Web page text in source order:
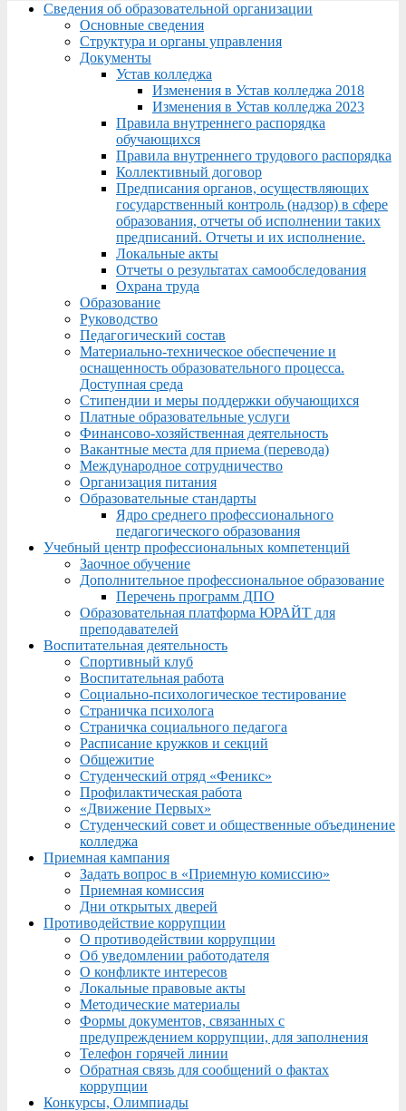
Menu
Сведения об образовательной организации
Основные сведения
Структура и органы управления
Документы
Устав колледжа
Изменения в Устав колледжа 2018
Изменения в Устав колледжа 2023
Правила внутреннего распорядка
обучающихся
Правила внутреннего трудового распорядка
Коллективный договор
Предписания органов, осуществляющих
государственный контроль (надзор) в сфере
образования, отчеты об исполнении таких
предписаний. Отчеты и их исполнение.
Локальные акты
Отчеты о результатах самообследования
Охрана труда
Образование
Руководство
Педагогический состав
Материально-техническое обеспечение и
оснащенность образовательного процесса.
Доступная среда
Стипендии и меры поддержки обучающихся
Платные образовательные услуги
Финансово-хозяйственная деятельность
Вакантные места для приема (перевода)
Международное сотрудничество
Организация питания
Образовательные стандарты
Ядро среднего профессионального
педагогического образования
Учебный центр профессиональных компетенций
Заочное обучение
Дополнительное профессиональное образование
Перечень программ ДПО
Образовательная платформа ЮРАЙТ для
преподавателей
Воспитательная деятельность
Спортивный клуб
Воспитательная работа
Социально-психологическое тестирование
Страничка психолога
Страничка социального педагога
Расписание кружков и секций
Общежитие
Студенческий отряд «Феникс»
Профилактическая работа
«Движение Первых»
Студенческий совет и общественные объединение
колледжа
Приемная кампания
Задать вопрос в «Приемную комиссию»
Приемная комиссия
Дни открытых дверей
Противодействие коррупции
О противодействии коррупции
Об уведомлении работодателя
О конфликте интересов
Локальные правовые акты
Методические материалы
Формы документов, связанных с
предупреждением коррупции, для заполнения
Телефон горячей линии
Обратная связь для сообщений о фактах
коррупции
Конкурсы, Олимпиады